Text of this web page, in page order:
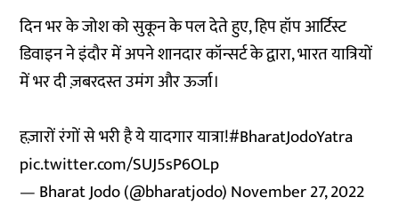
दिन भर के जोश को सुकून के पल देते हुए, हिप हॉप आर्टिस्ट
डिवाइन ने इंदौर में अपने शानदार कॉन्सर्ट के द्वारा, भारत यात्रियों
में भर दी ज़बरदस्त उमंग और ऊर्जा।
हज़ारों रंगों से भरी है ये यादगार यात्रा!#BharatJodoYatra
pic.twitter.com/SUJ5sP6OLp
— Bharat Jodo (@bharatjodo)November 27, 2022